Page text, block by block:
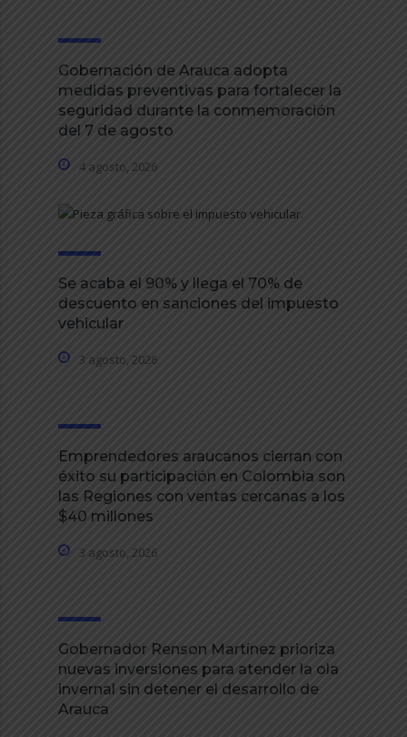
Gobernación de Arauca adopta
medidas preventivas para fortalecer la
seguridad durante la conmemoración
del 7 de agosto
4 agosto, 2026
Se acaba el 90% y llega el 70% de
descuento en sanciones del impuesto
vehicular
3 agosto, 2026
Emprendedores araucanos cierran con
éxito su participación en Colombia son
las Regiones con ventas cercanas a los
$40 millones
3 agosto, 2026
Gobernador Renson Martínez prioriza
nuevas inversiones para atender la ola
invernal sin detener el desarrollo de
Arauca